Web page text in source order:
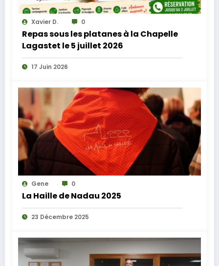
Xavier D. 0
Repas sous les platanes à la Chapelle
Lagastet le 5 juillet 2026
17 Juin 2026
Gene 0
La Haille de Nadau 2025
23 Décembre 2025